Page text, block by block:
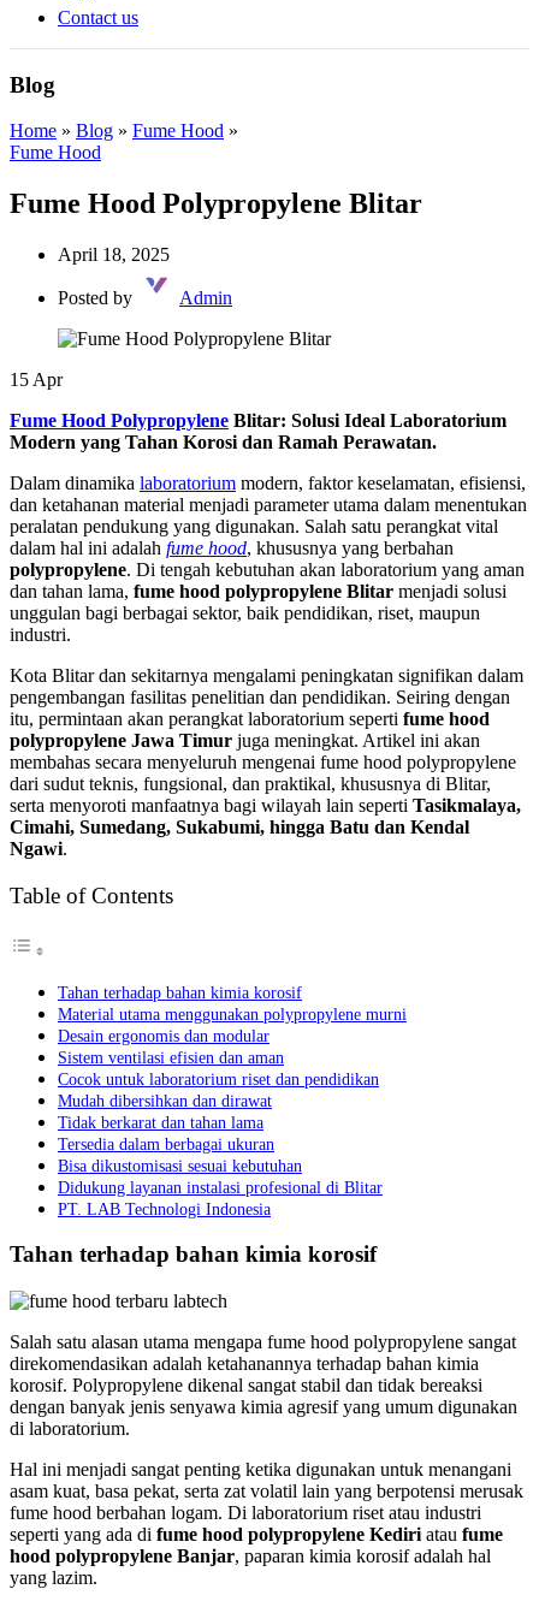
Contact us
Blog
Home » Blog » Fume Hood »
Fume Hood
Fume Hood Polypropylene Blitar
April 18, 2025
Posted by Admin
15 Apr
Fume Hood Polypropylene Blitar: Solusi Ideal Laboratorium
Modern yang Tahan Korosi dan Ramah Perawatan.
Dalam dinamika laboratorium modern, faktor keselamatan, efisiensi,
dan ketahanan material menjadi parameter utama dalam menentukan
peralatan pendukung yang digunakan. Salah satu perangkat vital
dalam hal ini adalah fume hood, khususnya yang berbahan
polypropylene. Di tengah kebutuhan akan laboratorium yang aman
dan tahan lama, fume hood polypropylene Blitar menjadi solusi
unggulan bagi berbagai sektor, baik pendidikan, riset, maupun
industri.
Kota Blitar dan sekitarnya mengalami peningkatan signifikan dalam
pengembangan fasilitas penelitian dan pendidikan. Seiring dengan
itu, permintaan akan perangkat laboratorium seperti fume hood
polypropylene Jawa Timur juga meningkat. Artikel ini akan
membahas secara menyeluruh mengenai fume hood polypropylene
dari sudut teknis, fungsional, dan praktikal, khususnya di Blitar,
serta menyoroti manfaatnya bagi wilayah lain seperti Tasikmalaya,
Cimahi, Sumedang, Sukabumi, hingga Batu dan Kendal
Ngawi.
Table of Contents
Tahan terhadap bahan kimia korosif
Material utama menggunakan polypropylene murni
Desain ergonomis dan modular
Sistem ventilasi efisien dan aman
Cocok untuk laboratorium riset dan pendidikan
Mudah dibersihkan dan dirawat
Tidak berkarat dan tahan lama
Tersedia dalam berbagai ukuran
Bisa dikustomisasi sesuai kebutuhan
Didukung layanan instalasi profesional di Blitar
PT. LAB Technologi Indonesia
Tahan terhadap bahan kimia korosif
Salah satu alasan utama mengapa fume hood polypropylene sangat
direkomendasikan adalah ketahanannya terhadap bahan kimia
korosif. Polypropylene dikenal sangat stabil dan tidak bereaksi
dengan banyak jenis senyawa kimia agresif yang umum digunakan
di laboratorium.
Hal ini menjadi sangat penting ketika digunakan untuk menangani
asam kuat, basa pekat, serta zat volatil lain yang berpotensi merusak
fume hood berbahan logam. Di laboratorium riset atau industri
seperti yang ada di fume hood polypropylene Kediri atau fume
hood polypropylene Banjar, paparan kimia korosif adalah hal
yang lazim.